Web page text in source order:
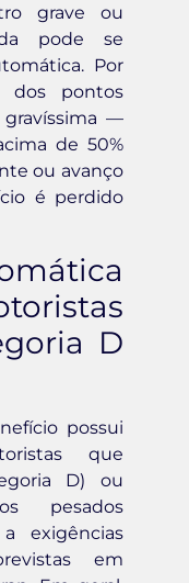
grave ou
pode se
Por
dos pontos
gravíssima —
de 50%
ou avanço
é perdido
D
possui
que
D) ou
pesados
exigências
em